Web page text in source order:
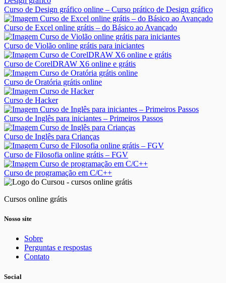
Curso de Design gráfico online – Curso prático de Design gráfico
Curso de Excel online grátis – do Básico ao Avançado
Curso de Violão online grátis para iniciantes
Curso de CorelDRAW X6 online e grátis
Curso de Oratória grátis online
Curso de Hacker
Curso de Inglês para iniciantes – Primeiros Passos
Curso de Inglês para Crianças
Curso de Filosofia online grátis – FGV
Curso de programação em C/C++
Cursos online grátis
Nosso site
Sobre
Perguntas e respostas
Contato
Social